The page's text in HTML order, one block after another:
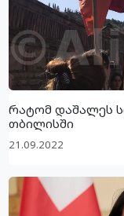
რატომ დაშალეს
თბილისში
21.09.2022